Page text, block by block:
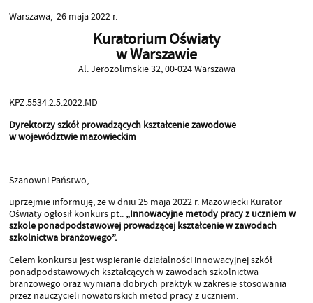
Warszawa, 26 maja 2022 r.
Kuratorium Oświaty
w Warszawie
Al. Jerozolimskie 32, 00-024 Warszawa
KPZ.5534.2.5.2022.MD
Dyrektorzy szkół prowadzących kształcenie zawodowe
w województwie mazowieckim
Szanowni Państwo,
uprzejmie informuję, że w dniu 25 maja 2022 r. Mazowiecki Kurator
Oświaty ogłosił konkurs pt.: „Innowacyjne metody pracy z uczniem w
szkole ponadpodstawowej prowadzącej kształcenie w zawodach
szkolnictwa branżowego”.
Celem konkursu jest wspieranie działalności innowacyjnej szkół
ponadpodstawowych kształcących w zawodach szkolnictwa
branżowego oraz wymiana dobrych praktyk w zakresie stosowania
przez nauczycieli nowatorskich metod pracy z uczniem.